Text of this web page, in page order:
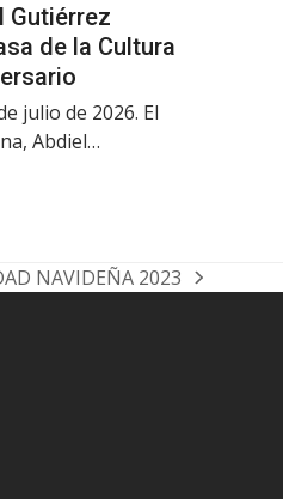
Gutiérrez
de la Cultura
julio de 2026. El
Abdiel…
NAVIDEÑA 2023